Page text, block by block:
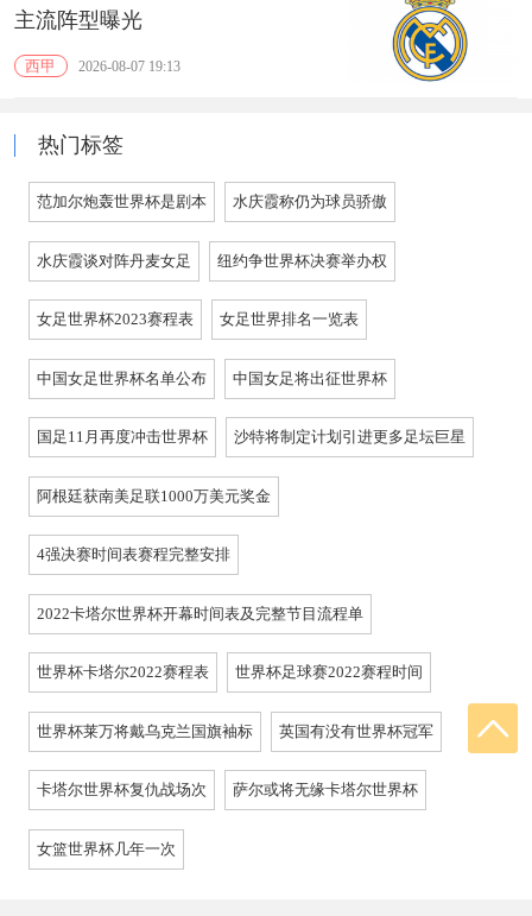
主流阵型曝光
西甲 2026-08-07 19:13
热门标签
范加尔炮轰世界杯是剧本 水庆霞称仍为球员骄傲
水庆霞谈对阵丹麦女足 纽约争世界杯决赛举办权
女足世界杯2023赛程表 女足世界排名一览表
中国女足世界杯名单公布 中国女足将出征世界杯
国足11月再度冲击世界杯 沙特将制定计划引进更多足坛巨星
阿根廷获南美足联1000万美元奖金
4强决赛时间表赛程完整安排
2022卡塔尔世界杯开幕时间表及完整节目流程单
世界杯卡塔尔2022赛程表 世界杯足球赛2022赛程时间
世界杯莱万将戴乌克兰国旗袖标 英国有没有世界杯冠军
卡塔尔世界杯复仇战场次 萨尔或将无缘卡塔尔世界杯
女篮世界杯几年一次